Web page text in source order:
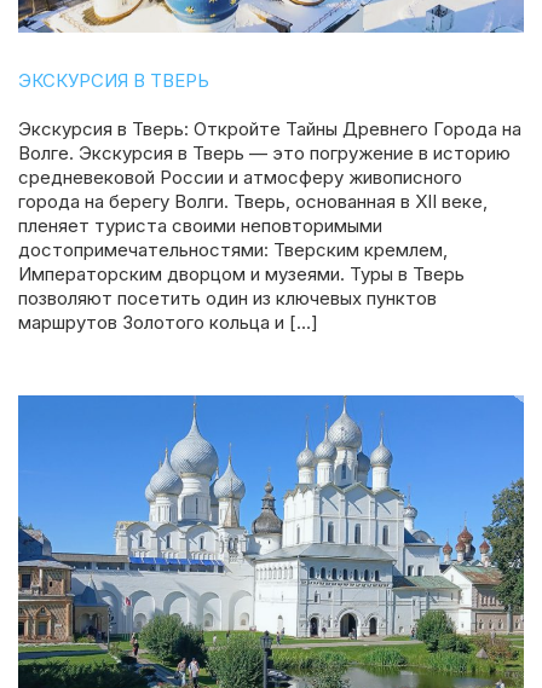
ЭКСКУРСИЯ В ТВЕРЬ
Экскурсия в Тверь: Откройте Тайны Древнего Города на
Волге. Экскурсия в Тверь — это погружение в историю
средневековой России и атмосферу живописного
города на берегу Волги. Тверь, основанная в XII веке,
пленяет туриста своими неповторимыми
достопримечательностями: Тверским кремлем,
Императорским дворцом и музеями. Туры в Тверь
позволяют посетить один из ключевых пунктов
маршрутов Золотого кольца и […]